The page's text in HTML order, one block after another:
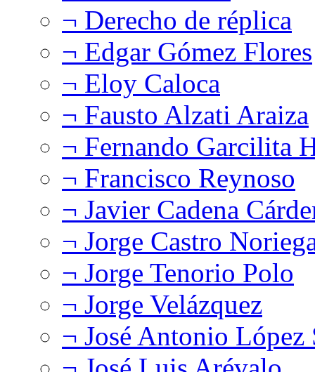
¬ Derecho de réplica
¬ Edgar Gómez Flores
¬ Eloy Caloca
¬ Fausto Alzati Araiza
¬ Fernando Garcilita
¬ Francisco Reynoso
¬ Javier Cadena
¬ Jorge Castro
¬ Jorge Tenorio Polo
¬ Jorge Velázquez
¬ José Antonio López